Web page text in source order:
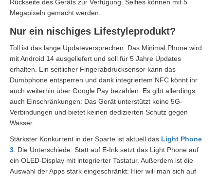
Rückseite des Geräts zur Verfügung. Selfies können mit 5
Megapixeln gemacht werden.
Nur ein nischiges Lifestyleprodukt?
Toll ist das lange Updateversprechen: Das Minimal Phone wird
mit Android 14 ausgeliefert und soll für 5 Jahre Updates
erhalten. Ein seitlicher Fingerabdrucksensor kann das
Dumbphone entsperren und dank integriertem NFC könnt ihr
auch weiterhin über Google Pay bezahlen. Es gibt allerdings
auch Einschränkungen: Das Gerät unterstützt keine 5G-
Verbindungen und bietet keinen dedizierten Schutz gegen
Wasser.
Stärkster Konkurrent in der Sparte ist aktuell das Light Phone
3. Die Unterschiede: Statt auf E-Ink setzt das Light Phone auf
ein OLED-Display mit integrierter Tastatur. Außerdem ist die
Auswahl der Apps stark eingeschränkt: Hier will man sich auf